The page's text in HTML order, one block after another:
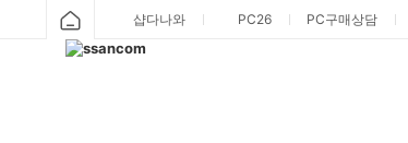
샵다나와 PC26 PC구매상담